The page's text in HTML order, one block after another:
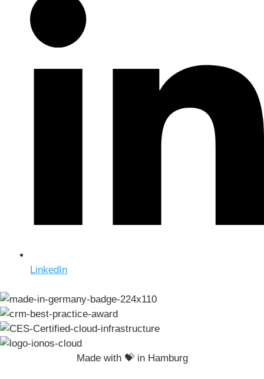
LinkedIn
Made with 💝 in Hamburg